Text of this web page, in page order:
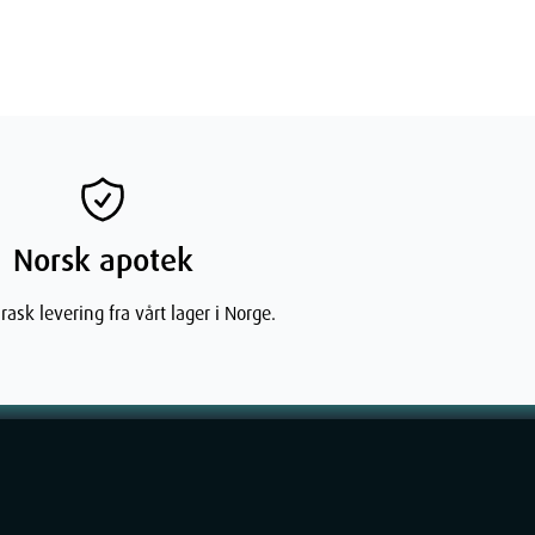
Norsk apotek
levering fra vårt lager i Norge.